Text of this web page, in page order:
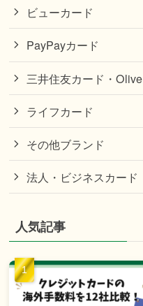
ビューカード
PayPayカード
三井住友カード・Olive
ライフカード
その他ブランド
法人・ビジネスカード
人気記事